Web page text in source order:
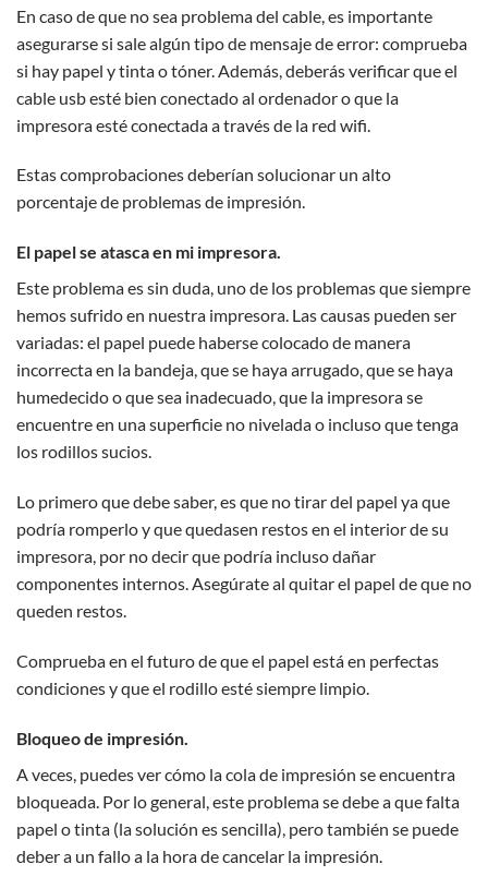
En caso de que no sea problema del cable, es importante
asegurarse si sale algún tipo de mensaje de error: comprueba
si hay papel y tinta o tóner. Además, deberás verificar que el
cable usb esté bien conectado al ordenador o que la
impresora esté conectada a través de la red wifi.
Estas comprobaciones deberían solucionar un alto
porcentaje de problemas de impresión.
El papel se atasca en mi impresora.
Este problema es sin duda, uno de los problemas que siempre
hemos sufrido en nuestra impresora. Las causas pueden ser
variadas: el papel puede haberse colocado de manera
incorrecta en la bandeja, que se haya arrugado, que se haya
humedecido o que sea inadecuado, que la impresora se
encuentre en una superficie no nivelada o incluso que tenga
los rodillos sucios.
Lo primero que debe saber, es que no tirar del papel ya que
podría romperlo y que quedasen restos en el interior de su
impresora, por no decir que podría incluso dañar
componentes internos. Asegúrate al quitar el papel de que no
queden restos.
Comprueba en el futuro de que el papel está en perfectas
condiciones y que el rodillo esté siempre limpio.
Bloqueo de impresión.
A veces, puedes ver cómo la cola de impresión se encuentra
bloqueada. Por lo general, este problema se debe a que falta
papel o tinta (la solución es sencilla), pero también se puede
deber a un fallo a la hora de cancelar la impresión.